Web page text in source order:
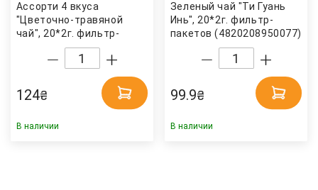
Ассорти 4 вкуса
"Цветочно-травяной
чай", 20*2г. фильтр-
пакетов (4820208950565)
Hello Tea
124₴
В наличии
Зеленый чай "Ти Гуань
Инь", 20*2г. фильтр-
пакетов (4820208950077)
99.9₴
В наличии